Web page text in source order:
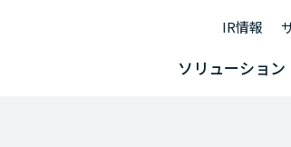
IR情報
ソリューション